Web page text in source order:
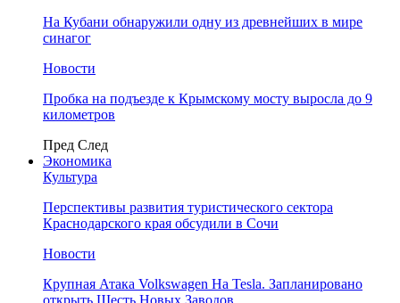
На Кубани обнаружили одну из древнейших в мире
синагог
Новости
Пробка на подъезде к Крымскому мосту выросла до 9
километров
Пред След
Экономика
Культура
Перспективы развития туристического сектора
Краснодарского края обсудили в Сочи
Новости
Крупная Атака Volkswagen На Tesla. Запланировано
открыть Шесть Новых Заводов